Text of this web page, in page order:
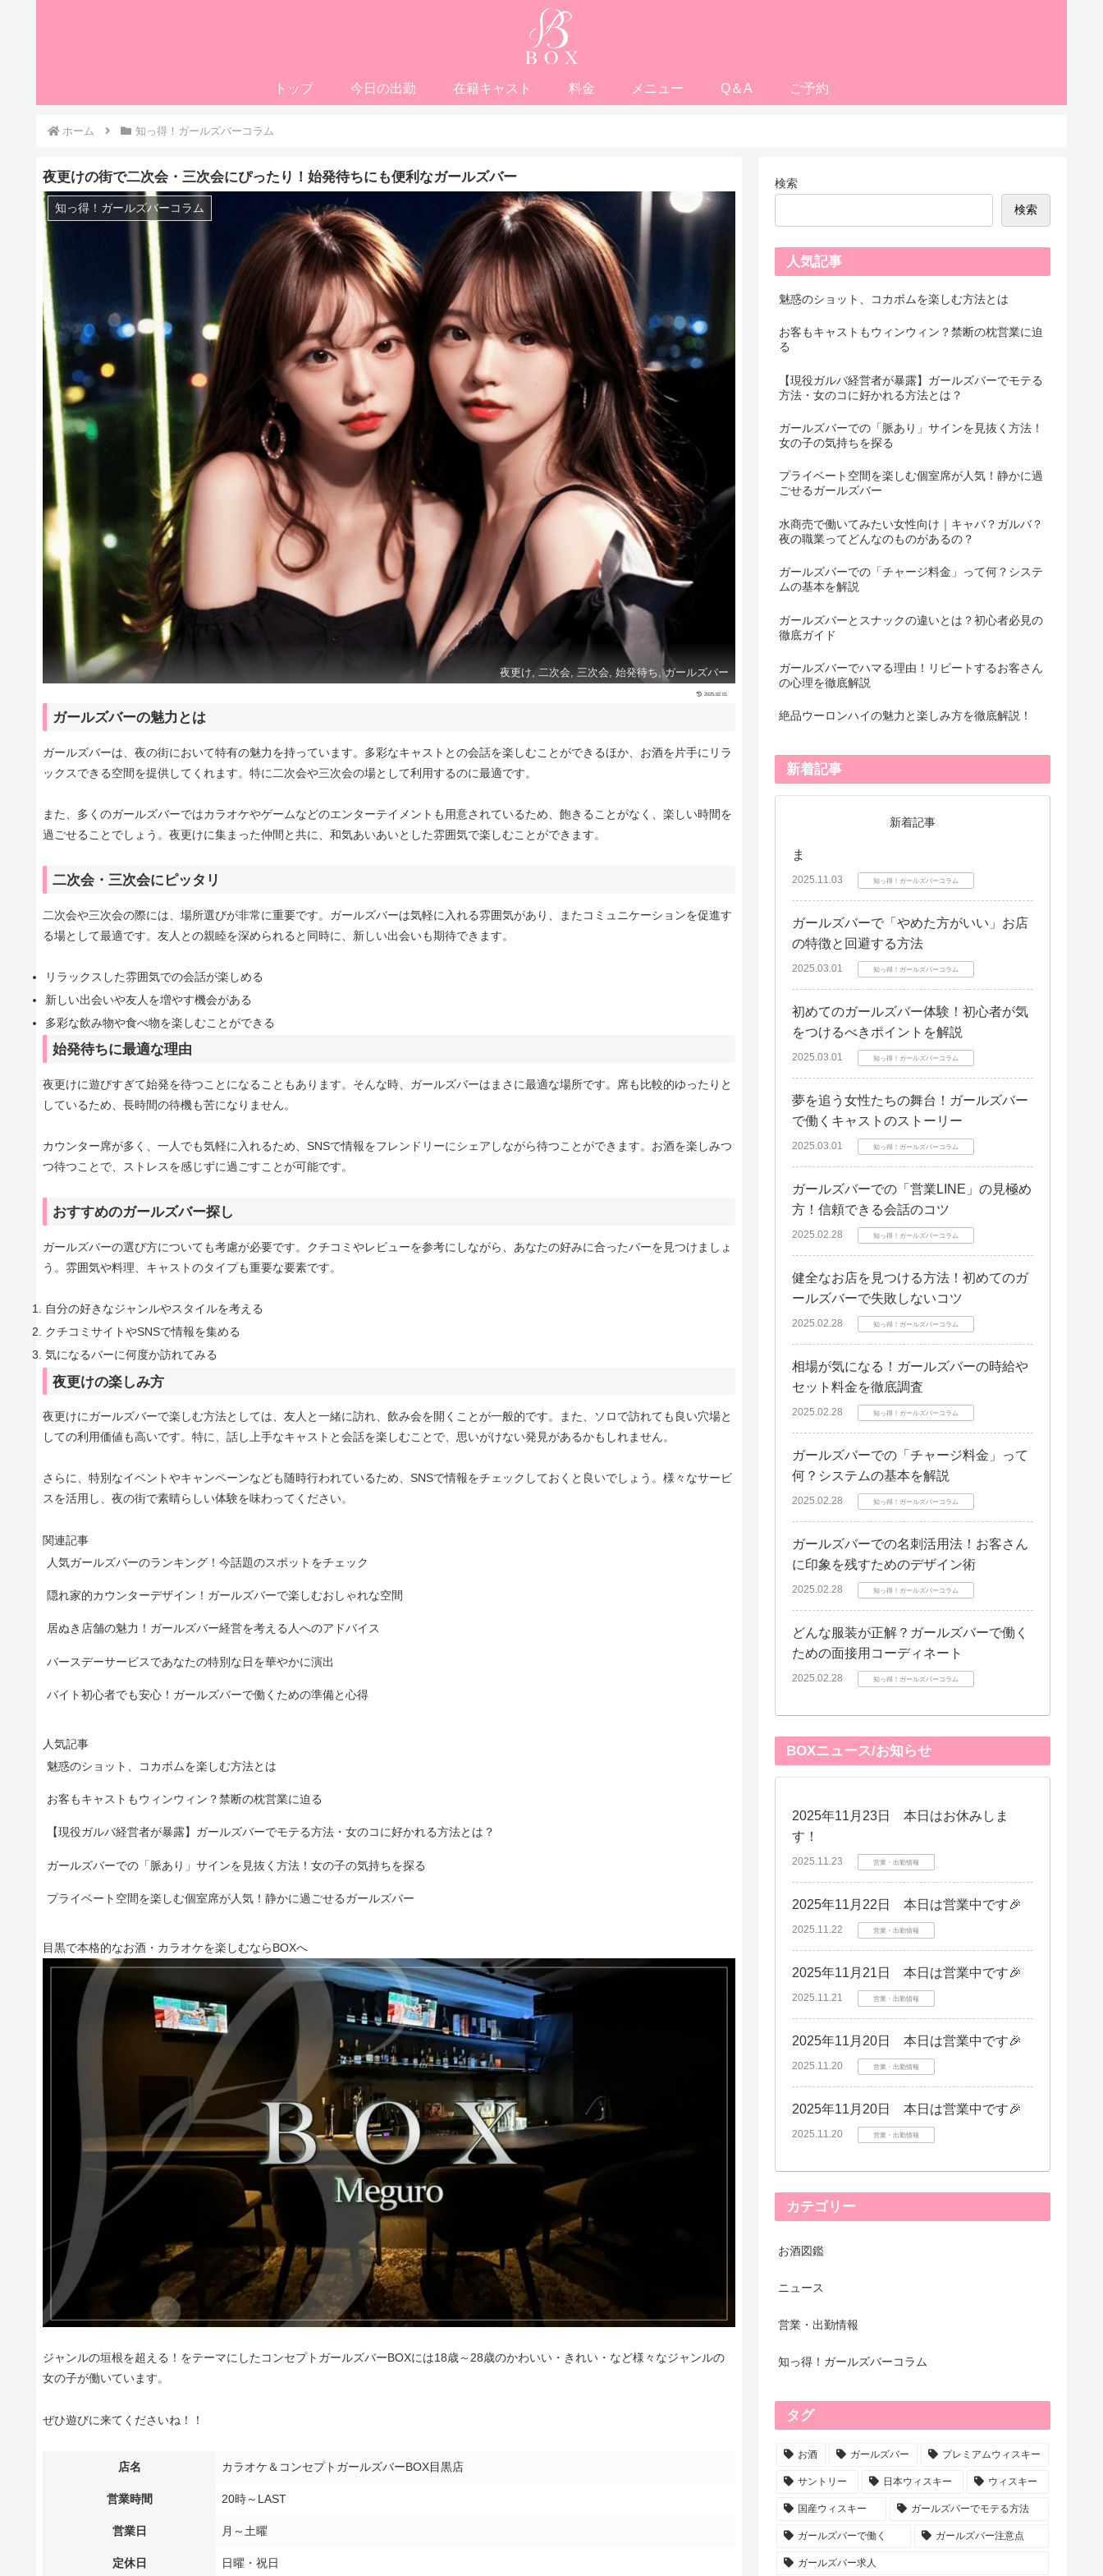
トップ 今日の出勤 在籍キャスト 料金 メニュー Q＆A ご予約
ホーム 知っ得！ガールズバーコラム
夜更けの街で二次会・三次会にぴったり！始発待ちにも便利なガールズバー
知っ得！ガールズバーコラム
夜更け, 二次会, 三次会, 始発待ち, ガールズバー
2025.02.01
ガールズバーの魅力とは
ガールズバーは、夜の街において特有の魅力を持っています。多彩なキャストとの会話を楽しむことができるほか、お酒を片手にリラ
ックスできる空間を提供してくれます。特に二次会や三次会の場として利用するのに最適です。
また、多くのガールズバーではカラオケやゲームなどのエンターテイメントも用意されているため、飽きることがなく、楽しい時間を
過ごせることでしょう。夜更けに集まった仲間と共に、和気あいあいとした雰囲気で楽しむことができます。
二次会・三次会にピッタリ
二次会や三次会の際には、場所選びが非常に重要です。ガールズバーは気軽に入れる雰囲気があり、またコミュニケーションを促進す
る場として最適です。友人との親睦を深められると同時に、新しい出会いも期待できます。
リラックスした雰囲気での会話が楽しめる
新しい出会いや友人を増やす機会がある
多彩な飲み物や食べ物を楽しむことができる
始発待ちに最適な理由
夜更けに遊びすぎて始発を待つことになることもあります。そんな時、ガールズバーはまさに最適な場所です。席も比較的ゆったりと
しているため、長時間の待機も苦になりません。
カウンター席が多く、一人でも気軽に入れるため、SNSで情報をフレンドリーにシェアしながら待つことができます。お酒を楽しみつ
つ待つことで、ストレスを感じずに過ごすことが可能です。
おすすめのガールズバー探し
ガールズバーの選び方についても考慮が必要です。クチコミやレビューを参考にしながら、あなたの好みに合ったバーを見つけましょ
う。雰囲気や料理、キャストのタイプも重要な要素です。
自分の好きなジャンルやスタイルを考える
クチコミサイトやSNSで情報を集める
気になるバーに何度か訪れてみる
夜更けの楽しみ方
夜更けにガールズバーで楽しむ方法としては、友人と一緒に訪れ、飲み会を開くことが一般的です。また、ソロで訪れても良い穴場と
しての利用価値も高いです。特に、話し上手なキャストと会話を楽しむことで、思いがけない発見があるかもしれません。
さらに、特別なイベントやキャンペーンなども随時行われているため、SNSで情報をチェックしておくと良いでしょう。様々なサービ
スを活用し、夜の街で素晴らしい体験を味わってください。
関連記事
人気ガールズバーのランキング！今話題のスポットをチェック
隠れ家的カウンターデザイン！ガールズバーで楽しむおしゃれな空間
居ぬき店舗の魅力！ガールズバー経営を考える人へのアドバイス
バースデーサービスであなたの特別な日を華やかに演出
バイト初心者でも安心！ガールズバーで働くための準備と心得
人気記事
魅惑のショット、コカボムを楽しむ方法とは
お客もキャストもウィンウィン？禁断の枕営業に迫る
【現役ガルバ経営者が暴露】ガールズバーでモテる方法・女のコに好かれる方法とは？
ガールズバーでの「脈あり」サインを見抜く方法！女の子の気持ちを探る
プライベート空間を楽しむ個室席が人気！静かに過ごせるガールズバー
目黒で本格的なお酒・カラオケを楽しむならBOXへ
ジャンルの垣根を超える！をテーマにしたコンセプトガールズバーBOXには18歳～28歳のかわいい・きれい・など様々なジャンルの
女の子が働いています。
ぜひ遊びに来てくださいね！！
店名 カラオケ＆コンセプトガールズバーBOX目黒店
営業時間 20時～LAST
営業日 月～土曜
定休日 日曜・祝日
検索
検索
人気記事
魅惑のショット、コカボムを楽しむ方法とは
お客もキャストもウィンウィン？禁断の枕営業に迫
る
【現役ガルバ経営者が暴露】ガールズバーでモテる
方法・女のコに好かれる方法とは？
ガールズバーでの「脈あり」サインを見抜く方法！
女の子の気持ちを探る
プライベート空間を楽しむ個室席が人気！静かに過
ごせるガールズバー
水商売で働いてみたい女性向け｜キャバ？ガルバ？
夜の職業ってどんなのものがあるの？
ガールズバーでの「チャージ料金」って何？システ
ムの基本を解説
ガールズバーとスナックの違いとは？初心者必見の
徹底ガイド
ガールズバーでハマる理由！リピートするお客さん
の心理を徹底解説
絶品ウーロンハイの魅力と楽しみ方を徹底解説！
新着記事
新着記事
ま
2025.11.03 知っ得！ガールズバーコラム
ガールズバーで「やめた方がいい」お店
の特徴と回避する方法
2025.03.01 知っ得！ガールズバーコラム
初めてのガールズバー体験！初心者が気
をつけるべきポイントを解説
2025.03.01 知っ得！ガールズバーコラム
夢を追う女性たちの舞台！ガールズバー
で働くキャストのストーリー
2025.03.01 知っ得！ガールズバーコラム
ガールズバーでの「営業LINE」の見極め
方！信頼できる会話のコツ
2025.02.28 知っ得！ガールズバーコラム
健全なお店を見つける方法！初めてのガ
ールズバーで失敗しないコツ
2025.02.28 知っ得！ガールズバーコラム
相場が気になる！ガールズバーの時給や
セット料金を徹底調査
2025.02.28 知っ得！ガールズバーコラム
ガールズバーでの「チャージ料金」って
何？システムの基本を解説
2025.02.28 知っ得！ガールズバーコラム
ガールズバーでの名刺活用法！お客さん
に印象を残すためのデザイン術
2025.02.28 知っ得！ガールズバーコラム
どんな服装が正解？ガールズバーで働く
ための面接用コーディネート
2025.02.28 知っ得！ガールズバーコラム
BOXニュース/お知らせ
2025年11月23日 本日はお休みしま
す！
2025.11.23 営業・出勤情報
2025年11月22日 本日は営業中です🎉
2025.11.22 営業・出勤情報
2025年11月21日 本日は営業中です🎉
2025.11.21 営業・出勤情報
2025年11月20日 本日は営業中です🎉
2025.11.20 営業・出勤情報
2025年11月20日 本日は営業中です🎉
2025.11.20 営業・出勤情報
カテゴリー
お酒図鑑
ニュース
営業・出勤情報
知っ得！ガールズバーコラム
タグ
お酒 ガールズバー プレミアムウィスキー
サントリー 日本ウィスキー ウィスキー
国産ウィスキー ガールズバーでモテる方法
ガールズバーで働く ガールズバー注意点
ガールズバー求人